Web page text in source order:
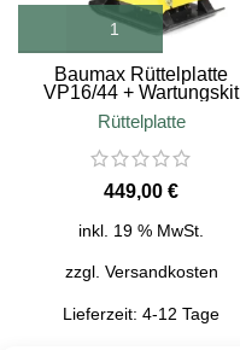
Baumax Rüttelplatte
VP16/44 + Wartungskit
Rüttelplatte
€
inkl. 19 % MwSt.
zzgl. Versandkosten
Lieferzeit: 4-12 Tage